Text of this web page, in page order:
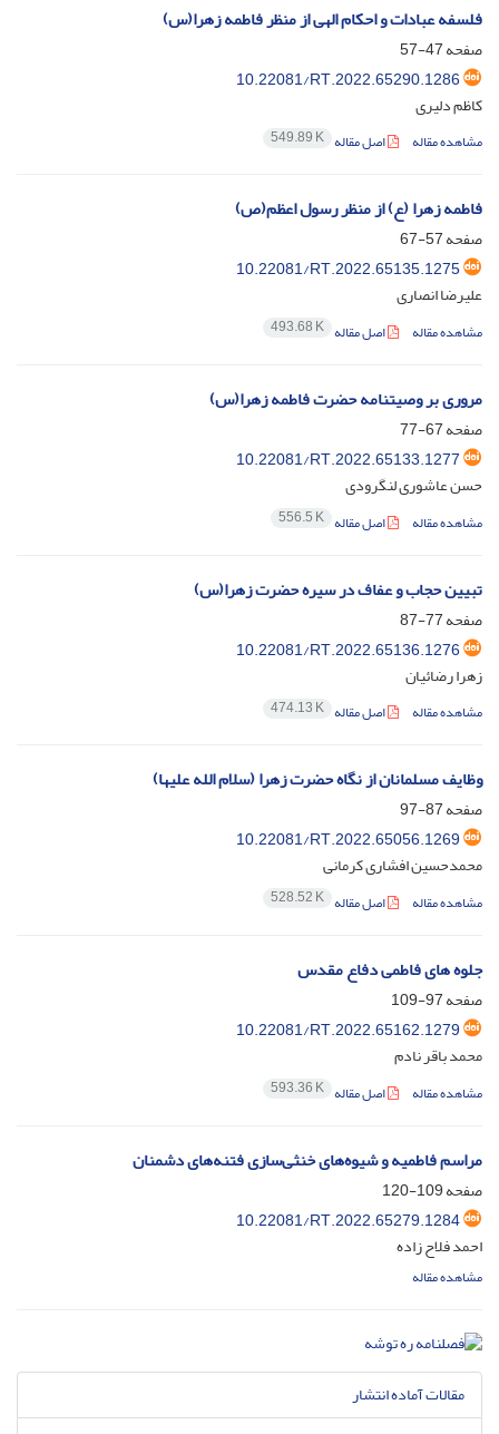
فلسفه عبادات و احکام الهی از منظر فاطمه زهرا(س)
صفحه47-57
10.22081/RT.2022.65290.1286
کاظم دلیری
مشاهده مقاله اصل مقاله 549.89 K
فاطمه زهرا (ع) از منظر رسول اعظم(ص)
صفحه57-67
10.22081/RT.2022.65135.1275
علیرضا انصاری
مشاهده مقاله اصل مقاله 493.68 K
مروری بر وصیتنامه حضرت فاطمه زهرا(س)
صفحه67-77
10.22081/RT.2022.65133.1277
حسن عاشوری لنگرودی
مشاهده مقاله اصل مقاله 556.5 K
تبیین حجاب و عفاف در سیره حضرت زهرا(س)
صفحه77-87
10.22081/RT.2022.65136.1276
زهرا رضائیان
مشاهده مقاله اصل مقاله 474.13 K
وظایف مسلمانان از نگاه حضرت زهرا (سلام الله علیها)
صفحه87-97
10.22081/RT.2022.65056.1269
محمدحسین افشاری کرمانی
مشاهده مقاله اصل مقاله 528.52 K
جلوه های فاطمی دفاع مقدس
صفحه97-109
10.22081/RT.2022.65162.1279
محمد باقر نادم
مشاهده مقاله اصل مقاله 593.36 K
مراسم فاطمیه و شیوه‌های خنثی‌سازی فتنه‌های دشمنان
صفحه109-120
10.22081/RT.2022.65279.1284
احمد فلاح زاده
مشاهده مقاله
مقالات آماده انتشار